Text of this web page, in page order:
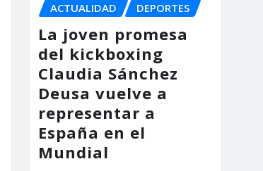
ACTUALIDAD DEPORTES
La joven promesa
del kickboxing
Claudia Sánchez
Deusa vuelve a
representar a
España en el
Mundial